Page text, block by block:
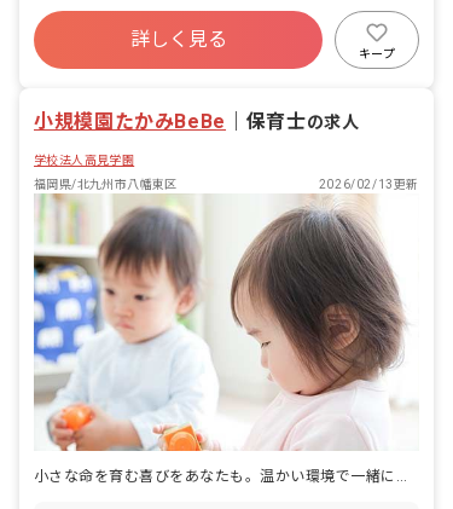
業務 ・地域における関係機関との連絡調
整・折衝業務 ・福祉サービスの説明、関
係機関利用の際のアドバイス
詳しく見る
キープ
小規模園たかみBeBe 保育士の求人
学校法人高見学園
福岡県/北九州市八幡東区
2026/02/13更新
小さな命を育む喜びをあなたも。温かい環境で一緒に成長しませんか？